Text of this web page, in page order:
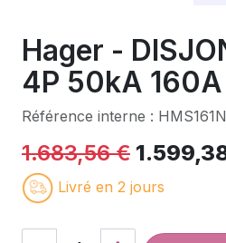
Hager -
4P 50kA
Référence interne :
1.683,56€
Livré en 2 jours